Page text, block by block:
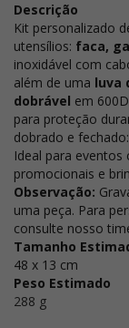
Descrição
Kit personalizado
utensílios: faca,
inoxidável com
além de uma luva
dobrável em 600D
para proteção
dobrado e
Ideal para
promocionais e
Observação:
uma peça. Para
consulte nosso
Tamanho
48 x 13 cm
Peso Estimado
288 g